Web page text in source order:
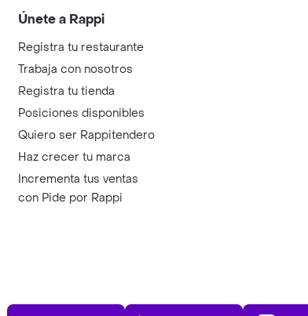
Únete a Rappi
Registra tu restaurante
Trabaja con nosotros
Registra tu tienda
Posiciones disponibles
Quiero ser Rappitendero
Haz crecer tu marca
Incrementa tus ventas
con Pide por Rappi
App Store Play Store